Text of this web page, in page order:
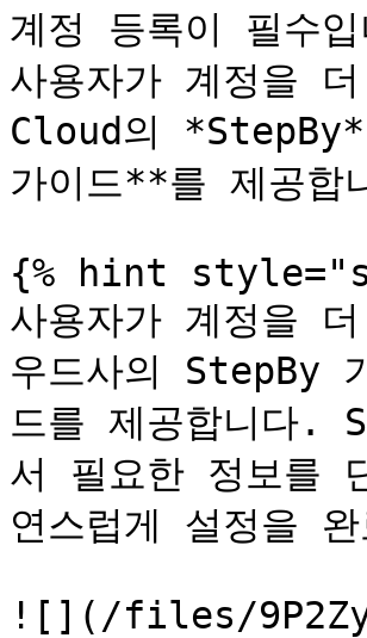
계정 등록이 필수
사용자가 계정을
Cloud의
가이드**를 제공합
{% hint
사용자가 계정을
우드사의 StepBy
드를 제공합니다.
서 필요한 정보를
연스럽게 설정을
![](/files/